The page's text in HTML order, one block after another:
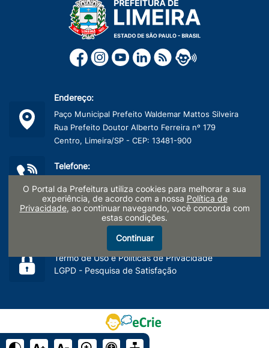
Endereço:
Paço Municipal Prefeito Waldemar Mattos Silveira
Rua Prefeito Doutor Alberto Ferreira nº 179
Centro, Limeira/SP - CEP: 13481-900
Telefone:
CNPJ:
45.132.495/0001-40
Termo de Uso e Políticas de Privacidade
LGPD - Pesquisa de Satisfação
O Portal da Prefeitura utiliza cookies para melhorar a sua
experiência, de acordo com a nossa Política de
Privacidade, ao continuar navegando, você concorda com
estas condições.
Continuar